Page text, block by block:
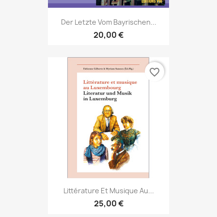
Der Letzte Vom Bayrischen...
20,00 €
Littérature Et Musique Au...
25,00 €
favorite_border